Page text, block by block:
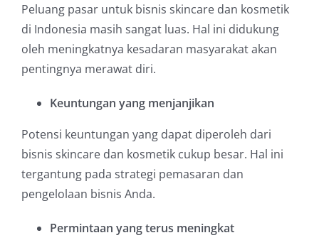
Peluang pasar untuk bisnis skincare dan kosmetik
di Indonesia masih sangat luas. Hal ini didukung
oleh meningkatnya kesadaran masyarakat akan
pentingnya merawat diri.
Keuntungan yang menjanjikan
Potensi keuntungan yang dapat diperoleh dari
bisnis skincare dan kosmetik cukup besar. Hal ini
tergantung pada strategi pemasaran dan
pengelolaan bisnis Anda.
Permintaan yang terus meningkat